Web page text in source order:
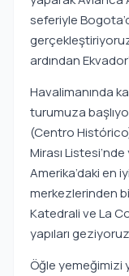
seferiyle
ardından
Havalimanında
turumuza
(Centro
Mirası
Amerika’daki en
merkezlerinden
Katedrali ve La
yapıları
Öğle yemeğimizi